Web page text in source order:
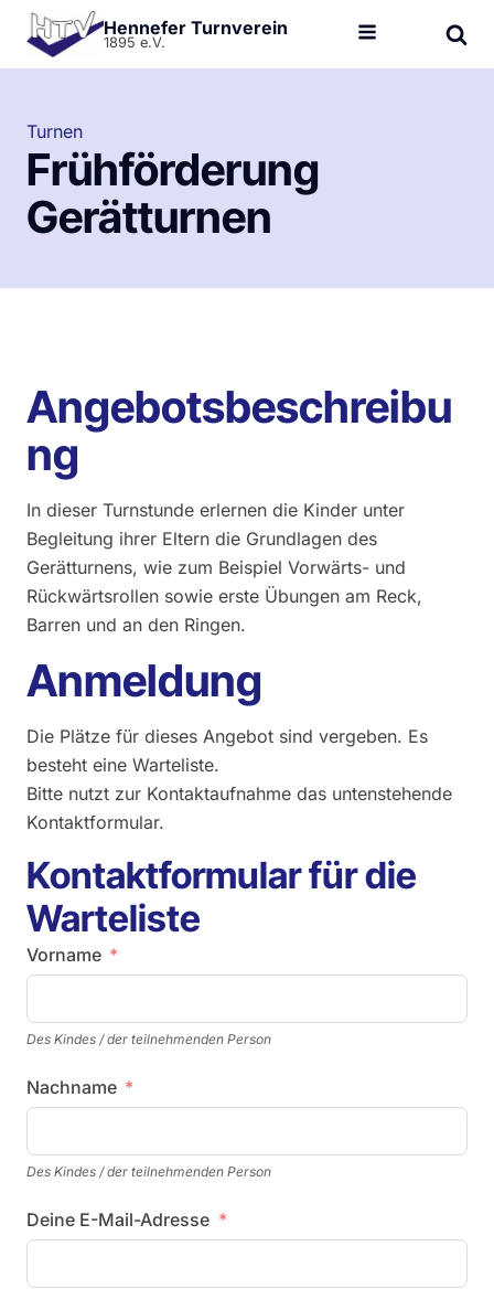
Hennefer Turnverein
1895 e.V.
Turnen
Frühförderung
Gerätturnen
Angebotsbeschreibu
ng
In dieser Turnstunde erlernen die Kinder unter
Begleitung ihrer Eltern die Grundlagen des
Gerätturnens, wie zum Beispiel Vorwärts- und
Rückwärtsrollen sowie erste Übungen am Reck,
Barren und an den Ringen.
Anmeldung
Die Plätze für dieses Angebot sind vergeben. Es
besteht eine Warteliste.
Bitte nutzt zur Kontaktaufnahme das untenstehende
Kontaktformular.
Kontaktformular für die
Warteliste
Vorname
Des Kindes / der teilnehmenden Person
Nachname
Des Kindes / der teilnehmenden Person
Deine E-Mail-Adresse